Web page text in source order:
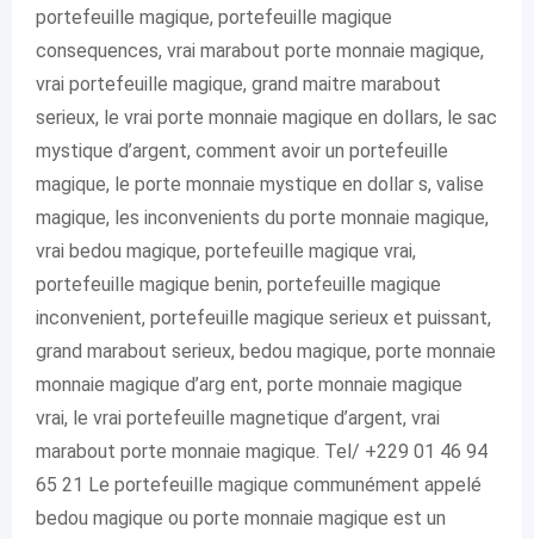
portefeuille magique, portefeuille magique
consequences, vrai marabout porte monnaie magique,
vrai portefeuille magique, grand maitre marabout
serieux, le vrai porte monnaie magique en dollars, le sac
mystique d’argent, comment avoir un portefeuille
magique, le porte monnaie mystique en dollar s, valise
magique, les inconvenients du porte monnaie magique,
vrai bedou magique, portefeuille magique vrai,
portefeuille magique benin, portefeuille magique
inconvenient, portefeuille magique serieux et puissant,
grand marabout serieux, bedou magique, porte monnaie
monnaie magique d’arg ent, porte monnaie magique
vrai, le vrai portefeuille magnetique d’argent, vrai
marabout porte monnaie magique. Tel/ +229 01 46 94
65 21 Le portefeuille magique communément appelé
bedou magique ou porte monnaie magique est un